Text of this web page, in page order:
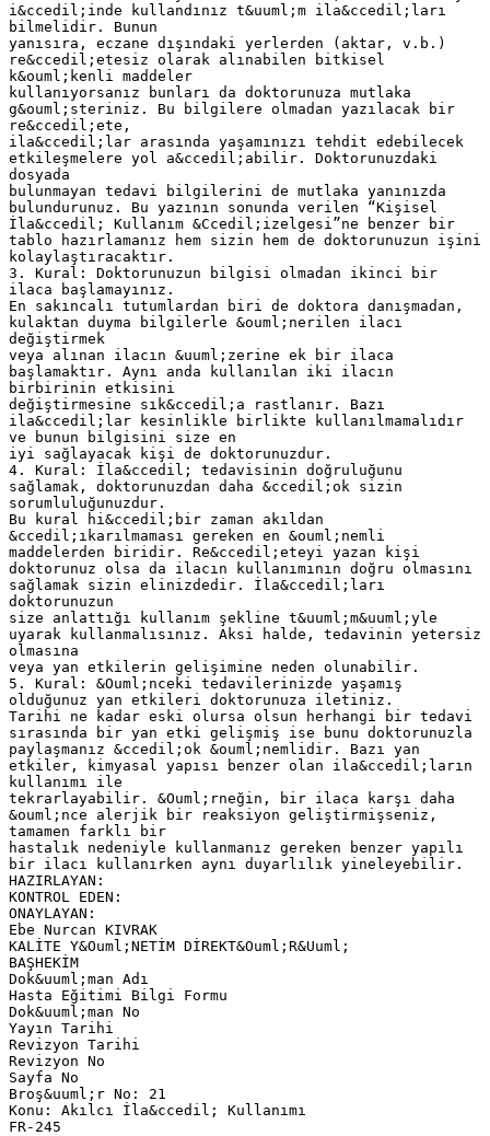
i&ccedil;inde kullandınız t&uuml;m ila&ccedil;ları
bilmelidir. Bunun
yanısıra, eczane dışındaki yerlerden (aktar, v.b.)
re&ccedil;etesiz olarak alınabilen bitkisel
k&ouml;kenli maddeler
kullanıyorsanız bunları da doktorunuza mutlaka
g&ouml;steriniz. Bu bilgilere olmadan yazılacak bir
re&ccedil;ete,
ila&ccedil;lar arasında yaşamınızı tehdit edebilecek
etkileşmelere yol a&ccedil;abilir. Doktorunuzdaki
dosyada
bulunmayan tedavi bilgilerini de mutlaka yanınızda
bulundurunuz. Bu yazının sonunda verilen “Kişisel
İla&ccedil; Kullanım &Ccedil;izelgesi”ne benzer bir
tablo hazırlamanız hem sizin hem de doktorunuzun işini
kolaylaştıracaktır.
3. Kural: Doktorunuzun bilgisi olmadan ikinci bir
ilaca başlamayınız.
En sakıncalı tutumlardan biri de doktora danışmadan,
kulaktan duyma bilgilerle &ouml;nerilen ilacı
değiştirmek
veya alınan ilacın &uuml;zerine ek bir ilaca
başlamaktır. Aynı anda kullanılan iki ilacın
birbirinin etkisini
değiştirmesine sık&ccedil;a rastlanır. Bazı
ila&ccedil;lar kesinlikle birlikte kullanılmamalıdır
ve bunun bilgisini size en
iyi sağlayacak kişi de doktorunuzdur.
4. Kural: İla&ccedil; tedavisinin doğruluğunu
sağlamak, doktorunuzdan daha &ccedil;ok sizin
sorumluluğunuzdur.
Bu kural hi&ccedil;bir zaman akıldan
&ccedil;ıkarılmaması gereken en &ouml;nemli
maddelerden biridir. Re&ccedil;eteyi yazan kişi
doktorunuz olsa da ilacın kullanımının doğru olmasını
sağlamak sizin elinizdedir. İla&ccedil;ları
doktorunuzun
size anlattığı kullanım şekline t&uuml;m&uuml;yle
uyarak kullanmalısınız. Aksi halde, tedavinin yetersiz
olmasına
veya yan etkilerin gelişimine neden olunabilir.
5. Kural: &Ouml;nceki tedavilerinizde yaşamış
olduğunuz yan etkileri doktorunuza iletiniz.
Tarihi ne kadar eski olursa olsun herhangi bir tedavi
sırasında bir yan etki gelişmiş ise bunu doktorunuzla
paylaşmanız &ccedil;ok &ouml;nemlidir. Bazı yan
etkiler, kimyasal yapısı benzer olan ila&ccedil;ların
kullanımı ile
tekrarlayabilir. &Ouml;rneğin, bir ilaca karşı daha
&ouml;nce alerjik bir reaksiyon geliştirmişseniz,
tamamen farklı bir
hastalık nedeniyle kullanmanız gereken benzer yapılı
bir ilacı kullanırken aynı duyarlılık yineleyebilir.
HAZIRLAYAN:
KONTROL EDEN:
ONAYLAYAN:
Ebe Nurcan KIVRAK
KALİTE Y&Ouml;NETİM DİREKT&Ouml;R&Uuml;
BAŞHEKİM
Dok&uuml;man Adı
Hasta Eğitimi Bilgi Formu
Dok&uuml;man No
Yayın Tarihi
Revizyon Tarihi
Revizyon No
Sayfa No
Broş&uuml;r No: 21
Konu: Akılcı İla&ccedil; Kullanımı
FR-245